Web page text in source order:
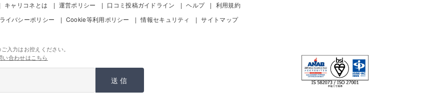
キャリコネとは 運営ポリシー 口コミ投稿ガイドライン ヘルプ
利用規約
イバシーポリシー Cookie等利用ポリシー 情報セキュリティ サイトマップ
入力はお控えください。
い合わせはこちら
送信